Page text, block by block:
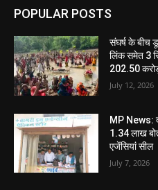
POPULAR POSTS
संघर्ष के बीच
लिंक समेत 3
202.50
July 12, 2026
MP News:
1.34 लाख
एजेंसियां सील
July 7, 2026